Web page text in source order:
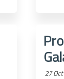
27